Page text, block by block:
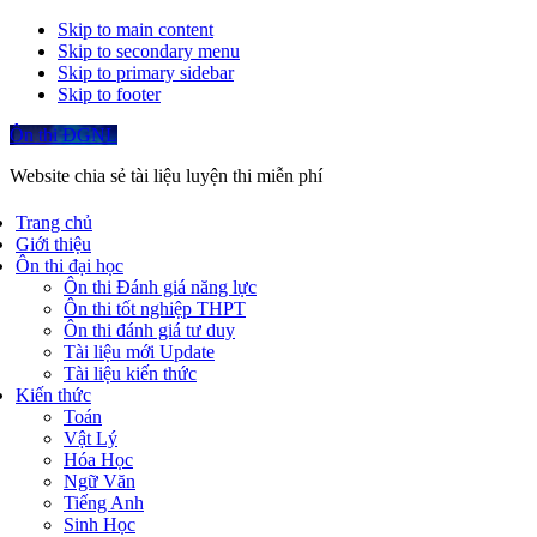
Skip to main content
Skip to secondary menu
Skip to primary sidebar
Skip to footer
Ôn thi ĐGNL
Website chia sẻ tài liệu luyện thi miễn phí
Trang chủ
Giới thiệu
Ôn thi đại học
Ôn thi Đánh giá năng lực
Ôn thi tốt nghiệp THPT
Ôn thi đánh giá tư duy
Tài liệu mới Update
Tài liệu kiến thức
Kiến thức
Toán
Vật Lý
Hóa Học
Ngữ Văn
Tiếng Anh
Sinh Học